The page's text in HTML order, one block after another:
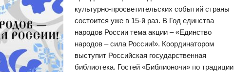
из
двух?
Обзор
культурно-просветительских событий страны
состоится уже в 15-й раз. В Год единства
народов России тема акции – «Единство
народов – сила России!». Координатором
выступит Российская государственная
библиотека. Гостей «Библионочи» по традиции